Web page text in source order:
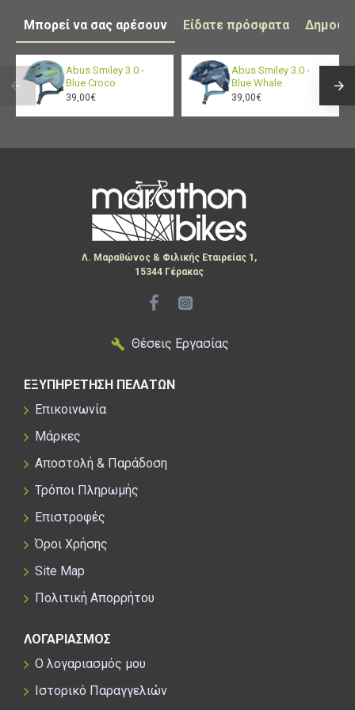
Μπορεί να σας αρέσουν Είδατε πρόσφατα
Abus Smiley 3.0 -
Blue Croco
39,00€
Abus Smiley 3.0 -
Blue Whale
39,00€
Λ. Μαραθώνος & Φιλικής Εταιρείας 1,
15344 Γέρακας
Θέσεις Εργασίας
ΕΞΥΠΗΡΕΤΗΣΗ ΠΕΛΑΤΩΝ
Επικοινωνία
Μάρκες
Αποστολή & Παράδοση
Τρόποι Πληρωμής
Επιστροφές
Όροι Χρήσης
Site Map
Πολιτική Απορρήτου
ΛΟΓΑΡΙΑΣΜΟΣ
Ο λογαριασμός μου
Ιστορικό Παραγγελιών